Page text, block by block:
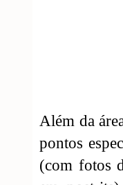
Além da
pontos
(com fotos